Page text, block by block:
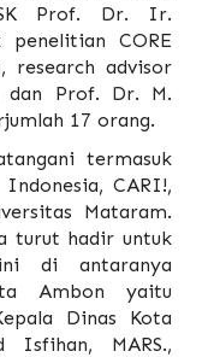
Prof. Dr. Ir.
penelitian CORE
research advisor
dan Prof. Dr. M.
17 orang.
termasuk
CARI!,
Mataram.
turut hadir untuk
di antaranya
Ambon yaitu
Dinas Kota
MARS.,